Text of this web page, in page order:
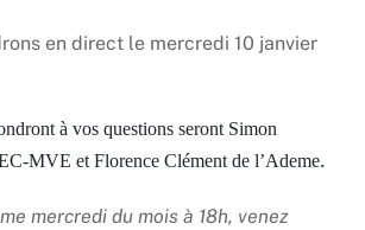
en direct le mercredi 10 janvier
à vos questions seront Simon
MVE et Florence Clément de l’Ademe.
mercredi du mois à 18h, venez